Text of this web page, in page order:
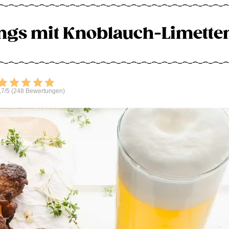
mit Knoblauch-
Bewerten
5 (248 Bewertungen)